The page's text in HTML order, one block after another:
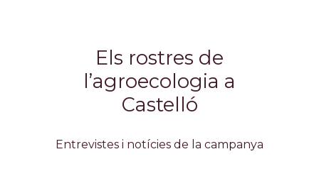
Els rostres de
l’agroecologia a
Castelló
Entrevistes i notícies de la campanya